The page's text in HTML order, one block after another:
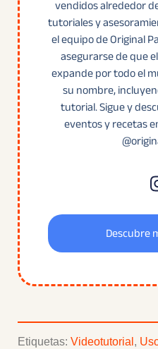
vendidos alrededor
tutoriales y
el equipo de Original
asegurarse de que
expande por todo el
su nombre,
tutorial. Sigue y
eventos y recetas
Descubre
Etiquetas: Videotutorial ,